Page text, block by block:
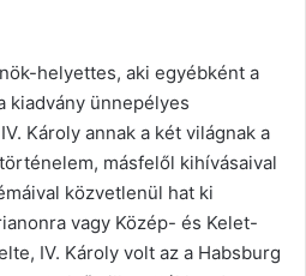
helyettes, aki egyébként a
kiadvány ünnepélyes
Károly annak a két világnak a
másfelől kihívásaival
közvetlenül hat ki
vagy Közép- és Kelet-
IV. Károly volt az a Habsburg